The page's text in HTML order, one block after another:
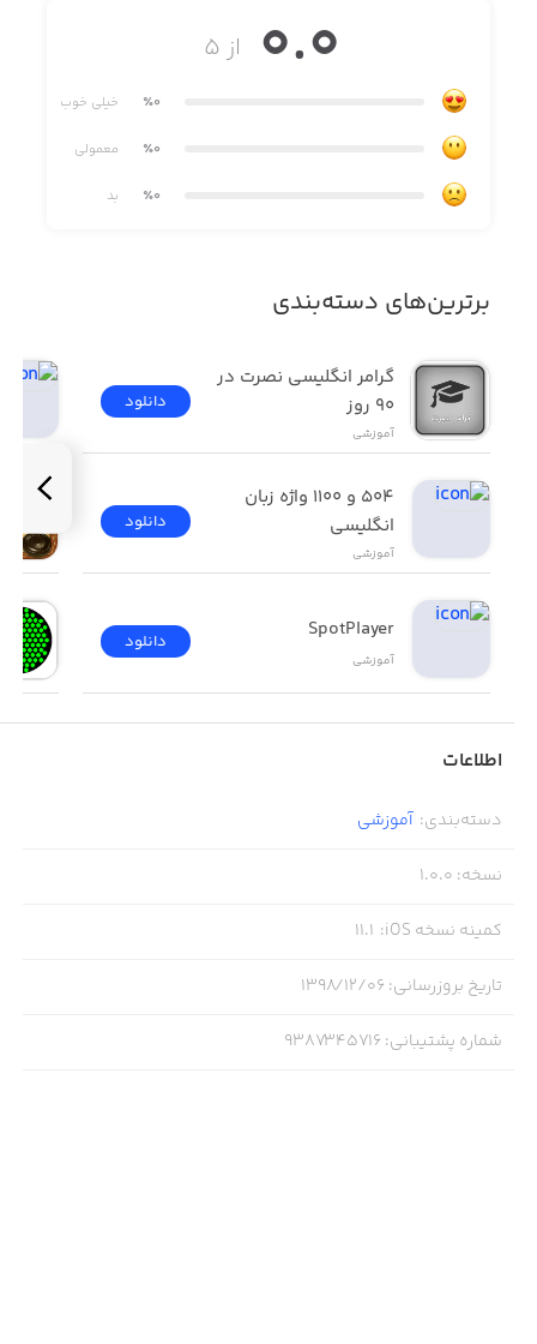
فرض کنید یه جایی هستید ودارید از تشنگی دورازجون خفه
میشید، باید حدااقل بتونیم بگیم آب و …
براتون آماده کردیم بهمراه ترجمه اون لغت وبرای یادگیری بهتر
از صدا هم استفاده کردیم، استفاده کنید، یادبگیرید
روزی ۱۰ دقیقه وقت بگذارید کافیه، سعی کنید هر قسمت رو
خوب یاد بگیرید وچندین مرتبه تمرین وتکرار کنید.
از ۵ 0.0
٪0 خیلی خوب
٪0 معمولی
٪0 بد
برترین‌های دسته‌بندی
٩٠ روز
آموزشی
دانلود
انگلیسی
آموزشی
دانلود
SpotPlayer
آموزشی
دانلود
اطلاعات
دسته‌بندی: آموزشی
نسخه:
1.0.0
کمینه نسخه iOS :
11.1
تاریخ بروزرسانی: ۱۳۹۸/۱۲/۰۶
شماره پشتیبانی:
9387345716